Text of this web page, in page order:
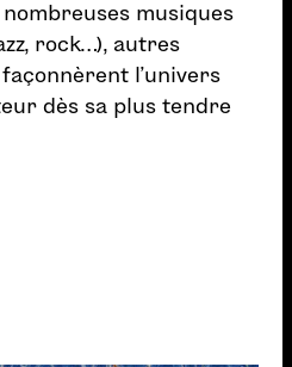
musiques
rock…), autres
l’univers
dès sa plus tendre